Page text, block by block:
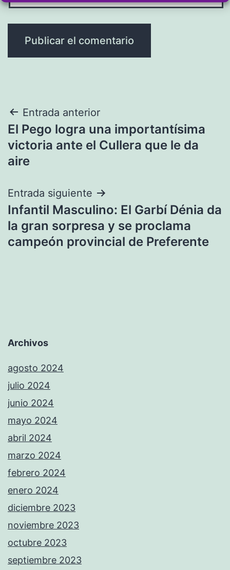
Navegación
de
entradas
Entrada anterior
El Pego logra una importantísima
victoria ante el Cullera que le da
aire
Entrada siguiente
Infantil Masculino: El Garbí Dénia da
la gran sorpresa y se proclama
campeón provincial de Preferente
Archivos
agosto 2024
julio 2024
junio 2024
mayo 2024
abril 2024
marzo 2024
febrero 2024
enero 2024
diciembre 2023
noviembre 2023
octubre 2023
septiembre 2023